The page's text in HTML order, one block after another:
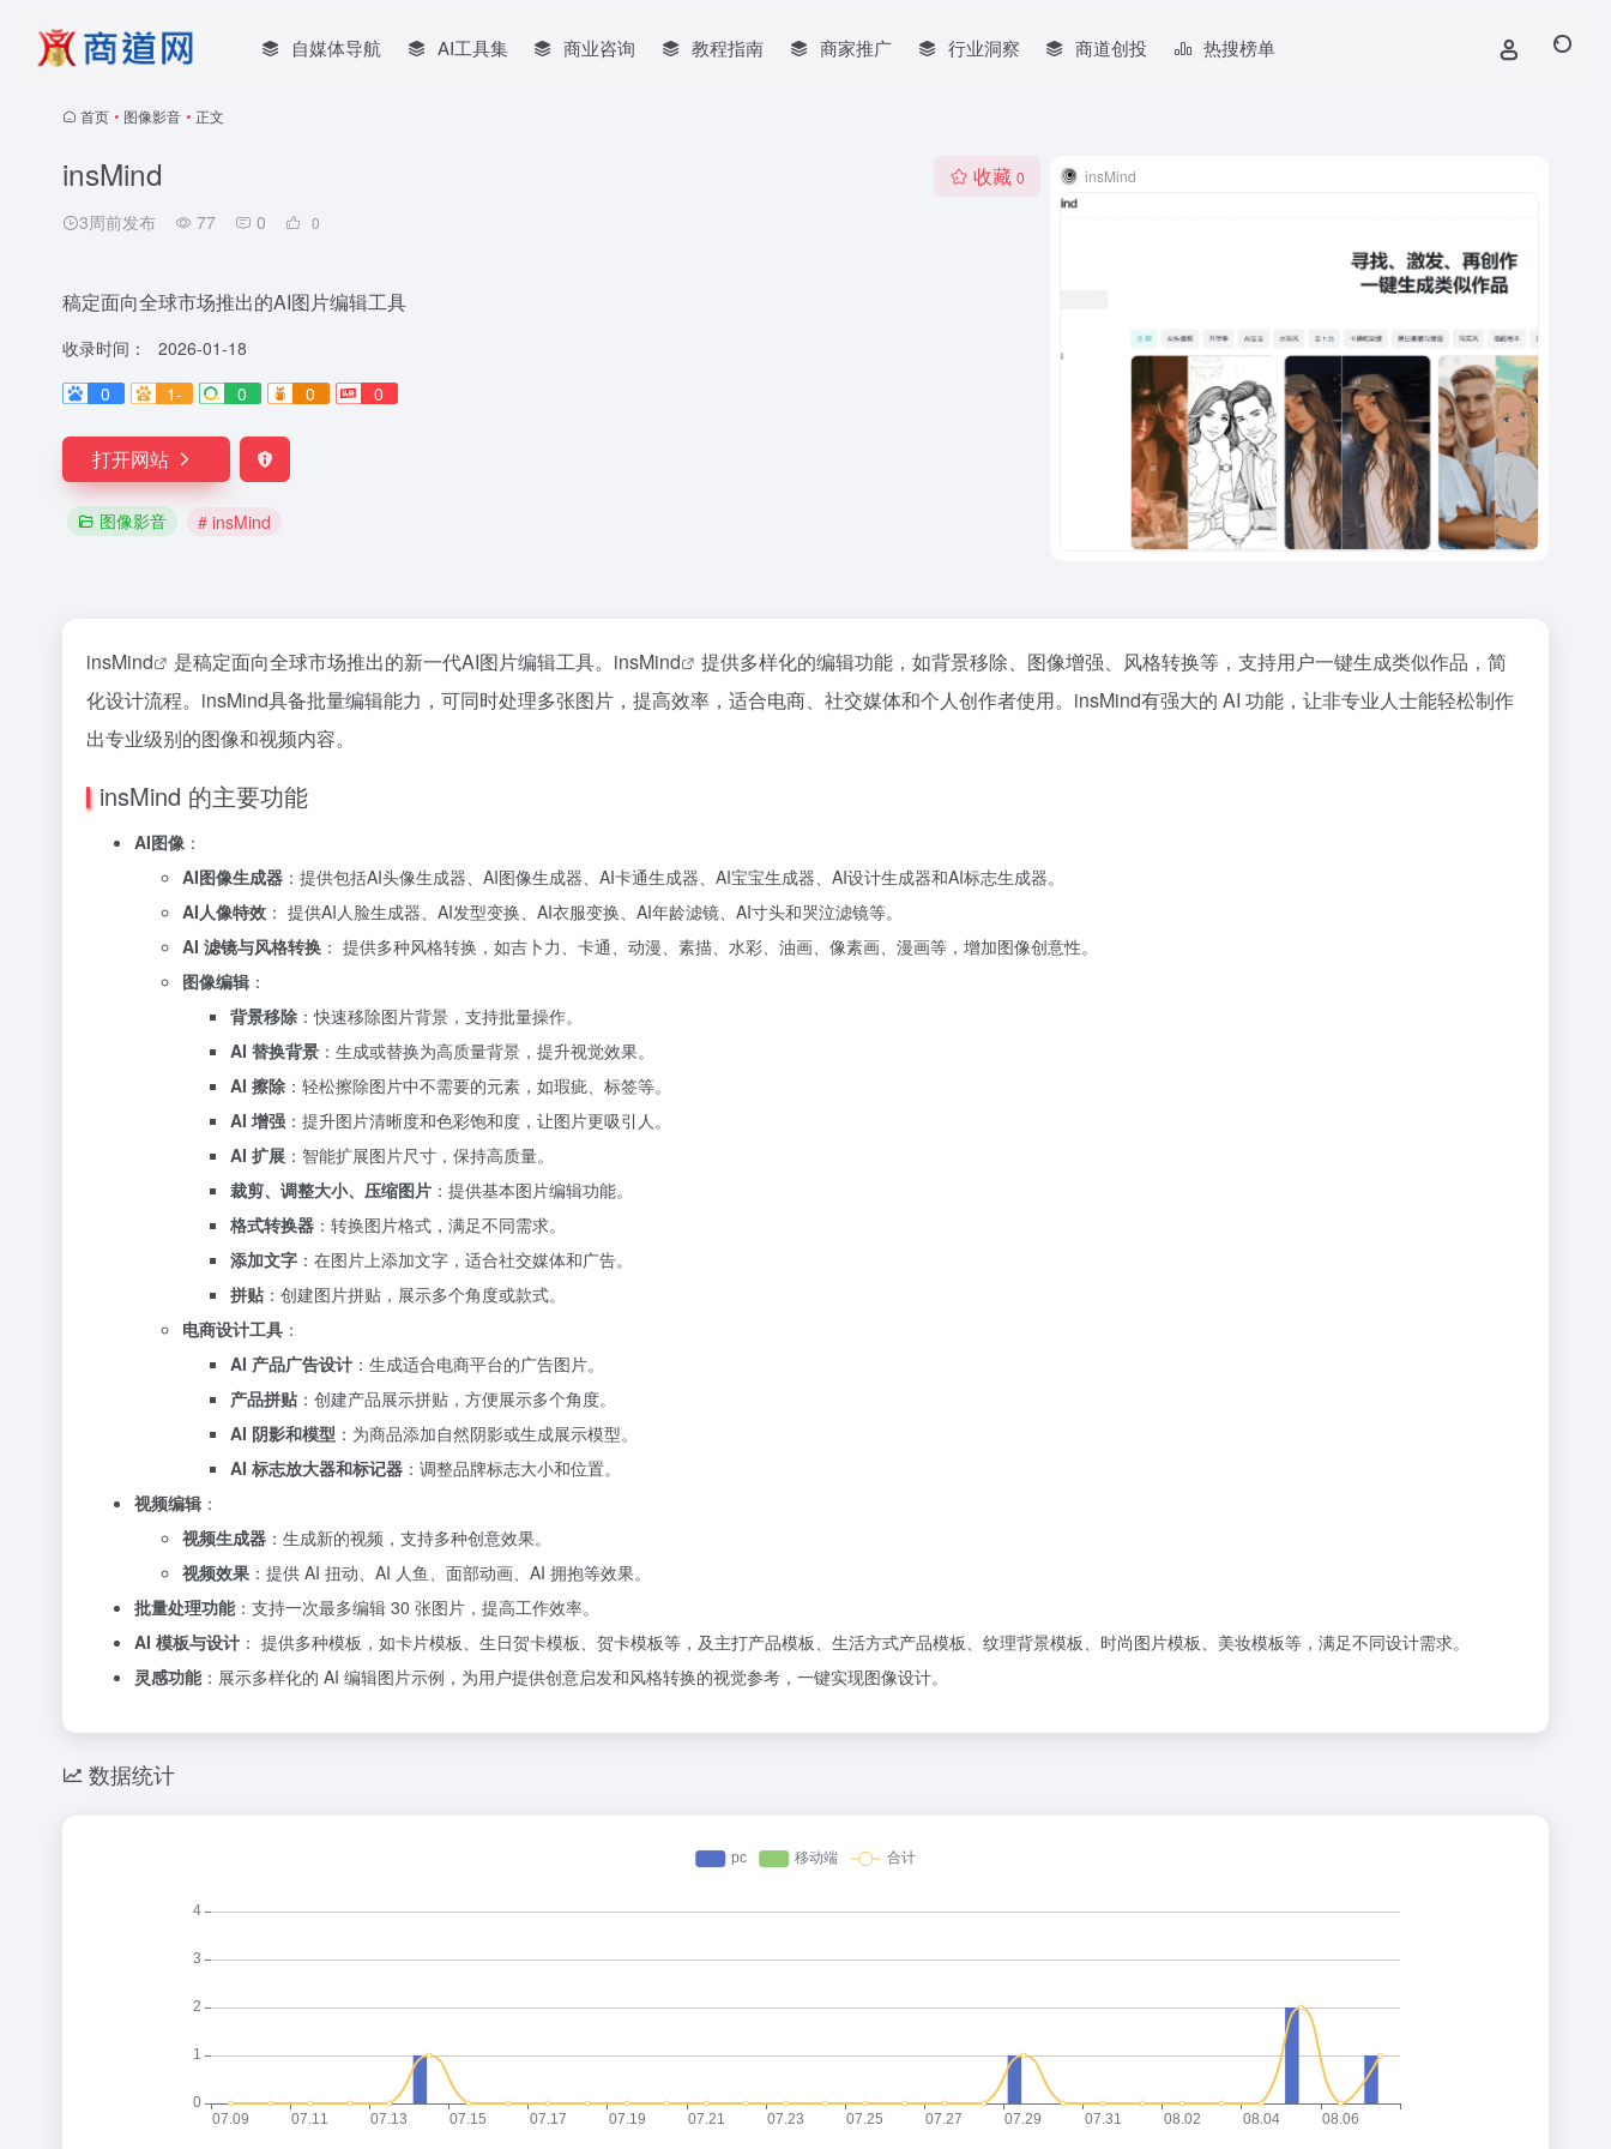
自媒体导航 AI工具集 商业咨询 教程指南 商家推广 行业洞察 商道创投 热搜榜单
首页 • 图像影音 • 正文
insMind
3周前发布 77 0 0
收藏 0
稿定面向全球市场推出的AI图片编辑工具
收录时间：
2026-01-18
0
1- 0 0 0
打开网站
图像影音 # insMind
insMind
insMind 是稿定面向全球市场推出的新一代AI图片编辑工具。 insMind
提供多样化的编辑功能，如背景移除、图像增强、风格转换等，支持用户一键生成类似作品，简
化设计流程。insMind具备批量编辑能力，可同时处理多张图片，提高效率，适合电商、社交媒体和个人创作者使用。insMind有强大的 AI 功能，让非专业人士能轻松制作
出专业级别的图像和视频内容。
insMind 的主要功能
AI图像 ：
AI图像生成器 ：提供包括AI头像生成器、AI图像生成器、AI卡通生成器、AI宝宝生成器、AI设计生成器和AI标志生成器。
AI人像特效 ： 提供AI人脸生成器、AI发型变换、AI衣服变换、AI年龄滤镜、AI寸头和哭泣滤镜等。
AI 滤镜与风格转换 ： 提供多种风格转换，如吉卜力、卡通、动漫、素描、水彩、油画、像素画、漫画等，增加图像创意性。
图像编辑 ：
背景移除 ：快速移除图片背景，支持批量操作。
AI 替换背景 ：生成或替换为高质量背景，提升视觉效果。
AI 擦除 ：轻松擦除图片中不需要的元素，如瑕疵、标签等。
AI 增强 ：提升图片清晰度和色彩饱和度，让图片更吸引人。
AI 扩展 ：智能扩展图片尺寸，保持高质量。
裁剪、调整大小、压缩图片 ：提供基本图片编辑功能。
格式转换器 ：转换图片格式，满足不同需求。
添加文字 ：在图片上添加文字，适合社交媒体和广告。
拼贴 ：创建图片拼贴，展示多个角度或款式。
电商设计工具 ：
AI 产品广告设计 ：生成适合电商平台的广告图片。
产品拼贴 ：创建产品展示拼贴，方便展示多个角度。
AI 阴影和模型 ：为商品添加自然阴影或生成展示模型。
AI 标志放大器和标记器 ：调整品牌标志大小和位置。
视频编辑 ：
视频生成器 ：生成新的视频，支持多种创意效果。
视频效果 ：提供 AI 扭动、AI 人鱼、面部动画、AI 拥抱等效果。
批量处理功能：支持一次最多编辑 30 张图片，提高工作效率。
AI 模板与设计 ： 提供多种模板，如卡片模板、生日贺卡模板、贺卡模板等，及主打产品模板、生活方式产品模板、纹理背景模板、时尚图片模板、美妆模板等，满足不同设计需求。
灵感功能：展示多样化的 AI 编辑图片示例，为用户提供创意启发和风格转换的视觉参考，一键实现图像设计。
数据统计